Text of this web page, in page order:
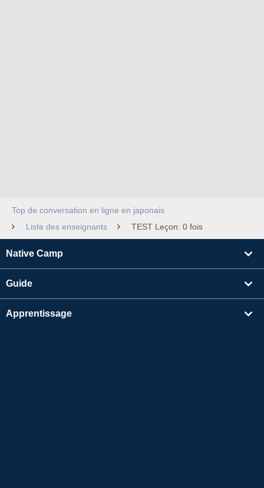
Top de conversation en ligne en japonais
Liste des enseignants
TEST Leçon: 0 fois
Native Camp
Guide
Apprentissage